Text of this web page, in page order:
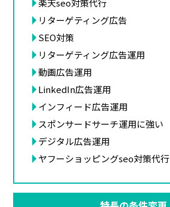
楽天seo対策代行
リターゲティング広告
SEO対策
リターゲティング広告運用
動画広告運用
LinkedIn広告運用
インフィード広告運用
スポンサードサーチ運用に強い
デジタル広告運用
ヤフーショッピングseo対策代行